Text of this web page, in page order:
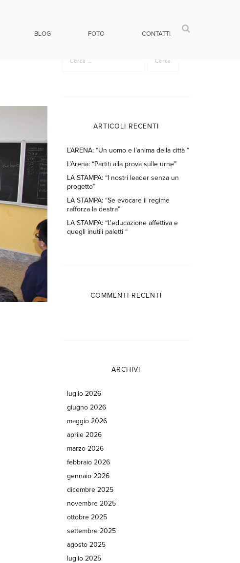
BLOG FOTO CONTATTI
per:
ARTICOLI RECENTI
L’ARENA: “Un uomo e l’anima della città “
L’Arena: “Partiti alla prova sulle urne”
LA STAMPA: “I nostri leader senza un
progetto”
LA STAMPA: “Se evocare il regime
rafforza la destra”
LA STAMPA: “L’educazione affettiva e
quegli inutili paletti “
COMMENTI RECENTI
ARCHIVI
luglio 2026
giugno 2026
maggio 2026
aprile 2026
marzo 2026
febbraio 2026
gennaio 2026
dicembre 2025
novembre 2025
ottobre 2025
settembre 2025
agosto 2025
luglio 2025